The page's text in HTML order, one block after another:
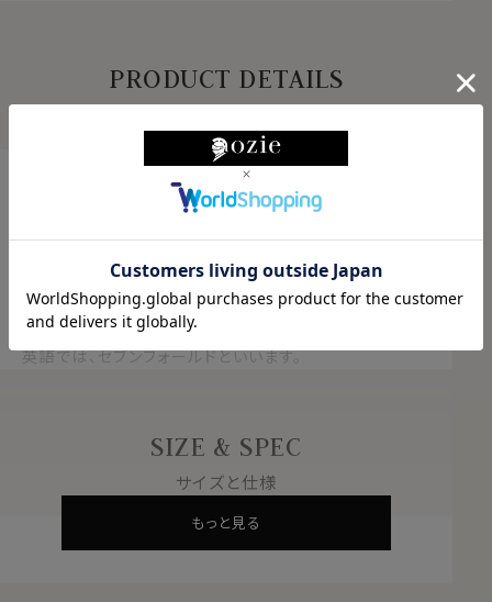
PRODUCT DETAILS
日本製シルク100％・セッテピエゲ縫製ネクタ
高級感溢れるしなやかさと重厚感！
結婚式や披露宴に最適です
イタリア語で「7つ折り」と言う意味のセッテピエゲ。
英語では、セブンフォールドといいます。
このセッテピエゲ縫製のネクタイは、しなやかさと柔らか
さが特徴の重厚感あふれるネクタイです。
そのためネクタイを結ぶ際にノット部分に適度なボリュ
もっと見る
SIZE & SPEC
サイズと仕様
もっと見る